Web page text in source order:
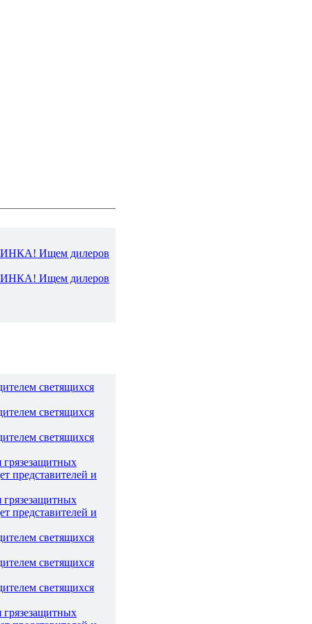
Ищем дилеров
Ищем дилеров
светящихся
светящихся
светящихся
грязезащитных
представителей и
грязезащитных
представителей и
светящихся
светящихся
светящихся
грязезащитных